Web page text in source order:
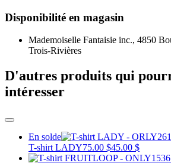
Disponibilité en magasin
Mademoiselle Fantaisie inc., 4850
Trois-Rivières
D'autres produits qui
intéresser
En solde
T-shirt LADY75.00 $45.00 $